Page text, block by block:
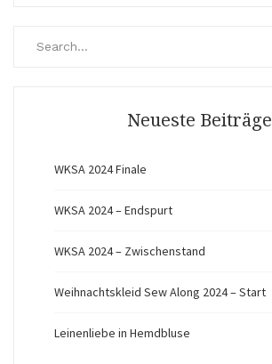
Neueste Beiträge
WKSA 2024 Finale
WKSA 2024 – Endspurt
WKSA 2024 – Zwischenstand
Weihnachtskleid Sew Along 2024 – Start
Leinenliebe in Hemdbluse